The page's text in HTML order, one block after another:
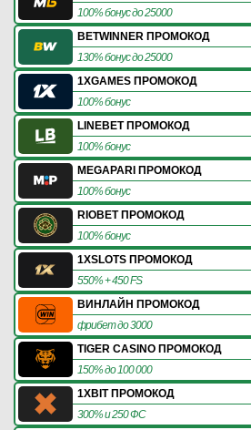
100% бонус до 25000
BETWINNER ПРОМОКОД
130% бонус до 25000
1XGAMES ПРОМОКОД
100% бонус
LINEBET ПРОМОКОД
100% бонус
MEGAPARI ПРОМОКОД
100% бонус
RIOBET ПРОМОКОД
100% бонус
1XSLOTS ПРОМОКОД
550% + 450 FS
ВИНЛАЙН ПРОМОКОД
фрибет до 3000
TIGER CASINO ПРОМОКОД
150% до 100 000
1XBIT ПРОМОКОД
300% и 250 ФС